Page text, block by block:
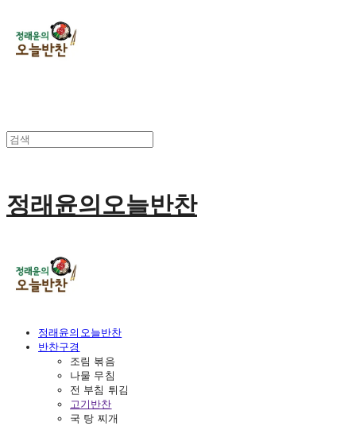
정래윤의오늘반찬
정래윤의오늘반찬
반찬구경
조림 볶음
나물 무침
전 부침 튀김
고기반찬
국 탕 찌개